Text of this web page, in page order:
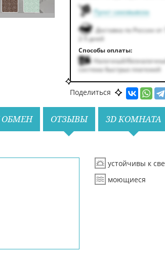
Пункт самовывоза
Доставка по России от
2-5 дней
Способы оплаты:
Наличный/
система быстрых платежей
Поделиться
ОБМЕН ОТЗЫВЫ 3D КОМНАТА
устойчивы к
моющиеся